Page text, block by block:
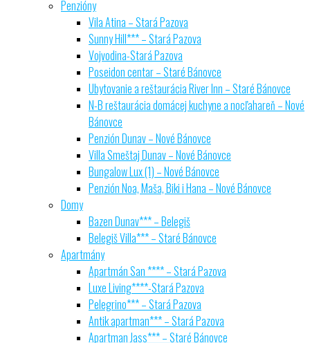
Penzióny
Vila Atina – Stará Pazova
Sunny Hill*** – Stará Pazova
Vojvodina-Stará Pazova
Poseidon centar – Staré Bánovce
Ubytovanie a reštaurácia River Inn – Staré Bánovce
N-B reštaurácia domácej kuchyne a nocľahareň – Nové
Bánovce
Penzión Dunav – Nové Bánovce
Villa Smeštaj Dunav – Nové Bánovce
Bungalow Lux (1) – Nové Bánovce
Penzión Noa, Maša, Biki i Hana – Nové Bánovce
Domy
Bazen Dunav*** – Belegiš
Belegiš Villa*** – Staré Bánovce
Apartmány
Apartmán San **** – Stará Pazova
Luxe Living****-Stará Pazova
Pelegrino*** – Stará Pazova
Antik apartman*** – Stará Pazova
Apartman Jass*** – Staré Bánovce